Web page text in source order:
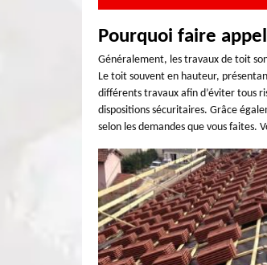
Pourquoi faire
Généralement, les travaux de toit
Le toit souvent en hauteur,
différents travaux afin d’éviter tous
dispositions sécuritaires. Grâce
selon les demandes que vous faites.